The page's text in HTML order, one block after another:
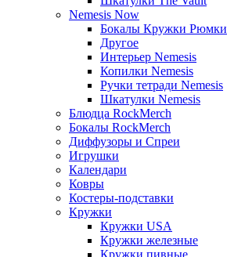
Nemesis Now
Бокалы Кружки Рюмки
Другое
Интерьер Nemesis
Копилки Nemesis
Ручки тетради Nemesis
Шкатулки Nemesis
Блюдца RockMerch
Бокалы RockMerch
Диффузоры и Спреи
Игрушки
Календари
Ковры
Костеры-подставки
Кружки
Кружки USA
Кружки железные
Кружки пивные